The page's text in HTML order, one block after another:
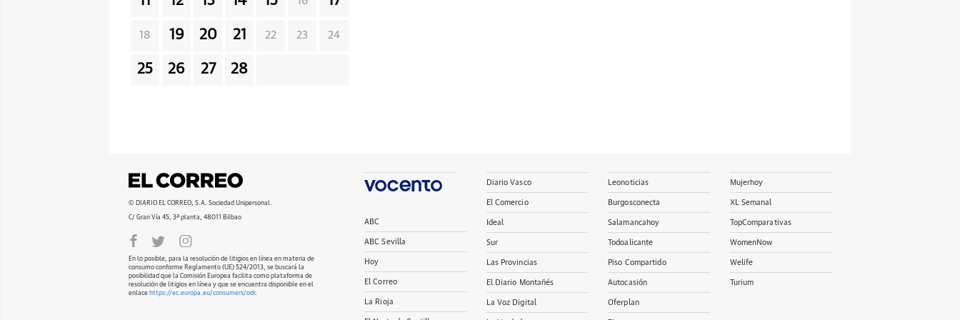
18 19 20 21 22 23 24
25 26 27 28
© DIARIO EL CORREO, S.A. Sociedad Unipersonal.
C/ Gran Vía 45, 3ª planta, 48011 Bilbao
En lo posible, para la resolución de litigios en línea en materia de
consumo conforme Reglamento (UE) 524/2013, se buscará la
posibilidad que la Comisión Europea facilita como plataforma de
resolución de litigios en línea y que se encuentra disponible en el
enlace https://ec.europa.eu/consumers/odr.
ABC
ABC Sevilla
Hoy
El Correo
La Rioja
Diario Vasco
El Comercio
Ideal
Sur
Las Provincias
El Diario Montañés
La Voz Digital
Leonoticias
Burgosconecta
Salamancahoy
Todoalicante
Piso Compartido
Autocasión
Oferplan
Mujerhoy
XL Semanal
TopComparativas
WomenNow
Welife
Turium